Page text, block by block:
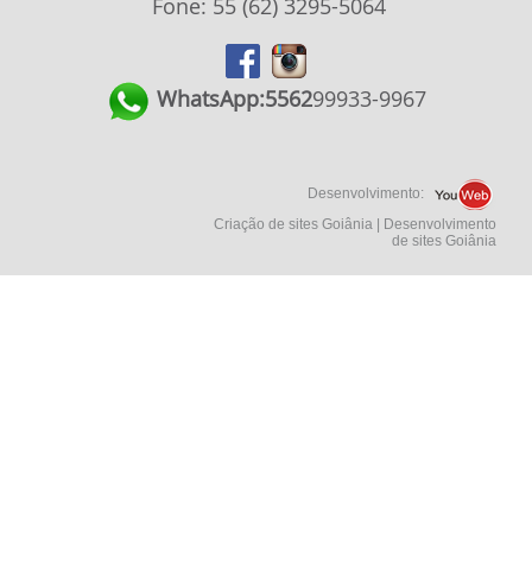
Fone: 55 62 3295-5064
WhatsApp:556299933-9967
Desenvolvimento:
Criação de sites Goiânia | Desenvolvimento
de sites Goiânia